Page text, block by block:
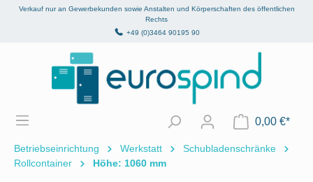
springen
Verkauf nur an Gewerbekunden sowie Anstalten und Körperschaften des öffentlichen
Rechts
+49 (0)3464 90195 90
0,00 €*
Betriebseinrichtung Werkstatt
Schubladenschränke
Rollcontainer
Höhe: 1060 mm